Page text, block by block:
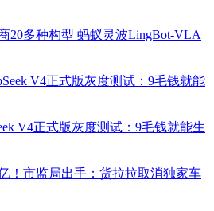
20多种构型 蚂蚁灵波LingBot-VLA
V4正式版灰度测试：9毛钱就能生